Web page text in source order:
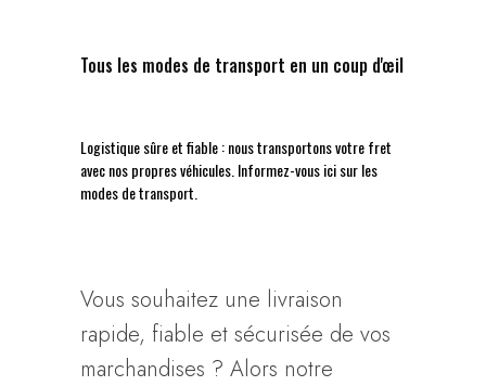
Tous les modes de transport en un coup d'œil
Logistique sûre et fiable : nous transportons votre fret
avec nos propres véhicules. Informez-vous ici sur les
modes de transport.
Vous souhaitez une livraison
rapide, fiable et sécurisée de vos
marchandises ? Alors notre